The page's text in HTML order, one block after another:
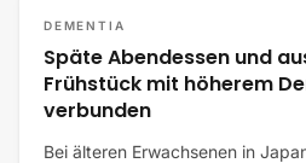
DEMENTIA
Späte Abendessen und
Frühstück mit höherem
verbunden
Bei älteren Erwachsenen in